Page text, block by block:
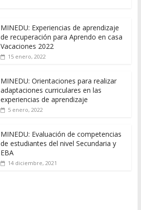
MINEDU: Experiencias de aprendizaje
de recuperación para Aprendo en casa
Vacaciones 2022
15 enero, 2022
MINEDU: Orientaciones para realizar
adaptaciones curriculares en las
experiencias de aprendizaje
5 enero, 2022
MINEDU: Evaluación de competencias
de estudiantes del nivel Secundaria y
EBA
14 diciembre, 2021